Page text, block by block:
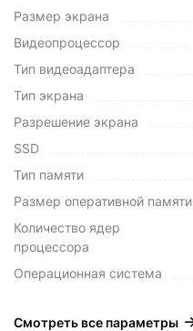
Размер экрана
Видеопроцессор
Тип видеоадаптера
Тип экрана
Разрешение экрана
SSD
Тип памяти
Размер оперативной памяти
Количество ядер
процессора
Операционная система
Смотреть все параметры